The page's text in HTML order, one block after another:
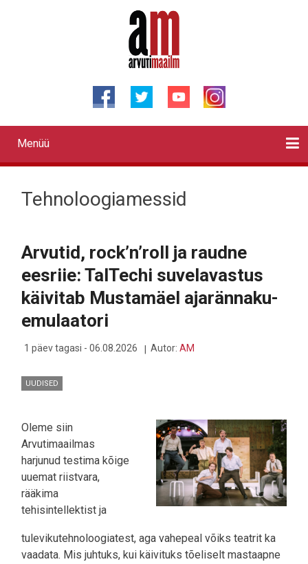
Primary
links
Menüü
Tehnoloogiamessid
Arvutid, rock’n’roll ja raudne
eesriie: TalTechi suvelavastus
käivitab Mustamäel ajarännaku-
emulaatori
1 päev tagasi - 06.08.2026 Autor: AM
UUDISED
Oleme siin
Arvutimaailmas
harjunud testima kõige
uuemat riistvara,
rääkima
tehisintellektist ja
tulevikutehnoloogiatest, aga vahepeal võiks teatrit ka
vaadata. Mis juhtuks, kui käivituks tõeliselt mastaapne